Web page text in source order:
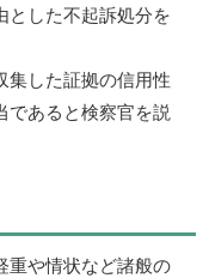
とした不起訴処分を
集した証拠の信用性
であると検察官を説
重や情状など諸般の